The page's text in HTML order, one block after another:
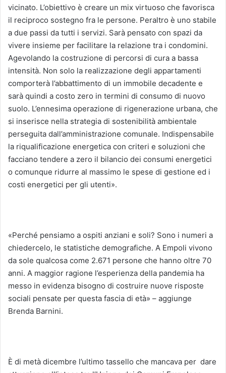
vicinato. L’obiettivo è creare un mix virtuoso che favorisca
il reciproco sostegno fra le persone. Peraltro è uno stabile
a due passi da tutti i servizi. Sarà pensato con spazi da
vivere insieme per facilitare la relazione tra i condomini.
Agevolando la costruzione di percorsi di cura a bassa
intensità. Non solo la realizzazione degli appartamenti
comporterà l’abbattimento di un immobile decadente e
sarà quindi a costo zero in termini di consumo di nuovo
suolo. L’ennesima operazione di rigenerazione urbana, che
si inserisce nella strategia di sostenibilità ambientale
perseguita dall’amministrazione comunale. Indispensabile
la riqualificazione energetica con criteri e soluzioni che
facciano tendere a zero il bilancio dei consumi energetici
o comunque ridurre al massimo le spese di gestione ed i
costi energetici per gli utenti».
«Perché pensiamo a ospiti anziani e soli? Sono i numeri a
chiedercelo, le statistiche demografiche. A Empoli vivono
da sole qualcosa come 2.671 persone che hanno oltre 70
anni. A maggior ragione l’esperienza della pandemia ha
messo in evidenza bisogno di costruire nuove risposte
sociali pensate per questa fascia di età» – aggiunge
Brenda Barnini.
È di metà dicembre l’ultimo tassello che mancava per dare